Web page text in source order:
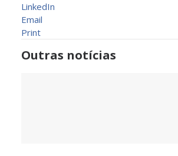
LinkedIn
Email
Print
Outras notícias